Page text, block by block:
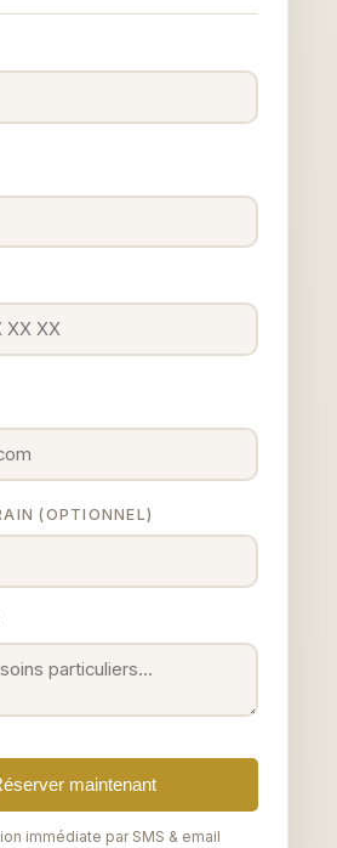
(OPTIONNEL)
maintenant
immédiate par SMS & email